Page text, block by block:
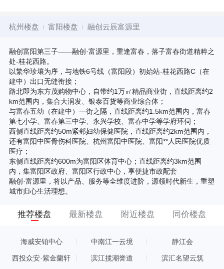
杭州楼盘 富阳楼盘 融创云辰富源里
融创富阳第三子——融创·富源里，重逢富春，落子富春街道精粹之
处-桂花西路。
以繁华珍壤为序，与地铁6号线（富阳段）初始站-桂花西路C（在
建中）出口无缝衔接；
路北即为东方茂购物中心，自带约1万㎡精品商业街，直线距离约2
km范围内，集合大润发、银泰百货等商业综合体；
与富春五幼（在建中）一街之隔，直线距离约1.5km范围内，富春
第七小学、富春第三中学、永兴学校、富春中学等学府环伺；
西侧直线距离约50m紧邻妇幼保健医院，直线距离约2km范围内，
还有富阳中医骨伤科医院、杭州富阳中医院、富阳**人民医院优质
医疗；
东侧直线距离约600m为富阳区体育中心；直线距离约3km范围
内，集富阳区政府、富阳区行政中心，享便捷市政配套
融创·富源里，将以产品、服务等全维度进阶，源领时代新生，重塑
城市归心生活理想。
推荐楼盘 最新楼盘 附近楼盘 同价楼盘
海威安铂中心 中南江一云境 静江会
西投众安·紫金蘭轩 滨江揽潮誉道 滨汇名望云筑